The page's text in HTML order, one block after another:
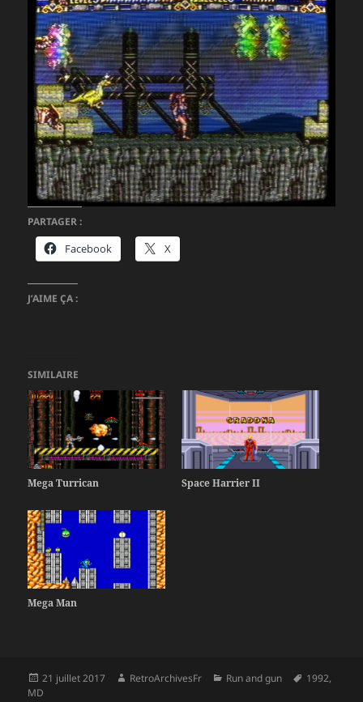
PARTAGER :
Facebook X
J’AIME ÇA :
SIMILAIRE
Mega Turrican Space Harrier II
Mega Man
Publié
le
21 juillet 2017 Auteur
RetroArchivesFr Catégories
Run and gun
Mots-
1992,
MD